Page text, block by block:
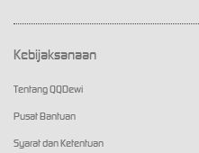
Kebijaksanaan
Tentang QQDewi
Pusat Bantuan
Syarat dan Ketentuan